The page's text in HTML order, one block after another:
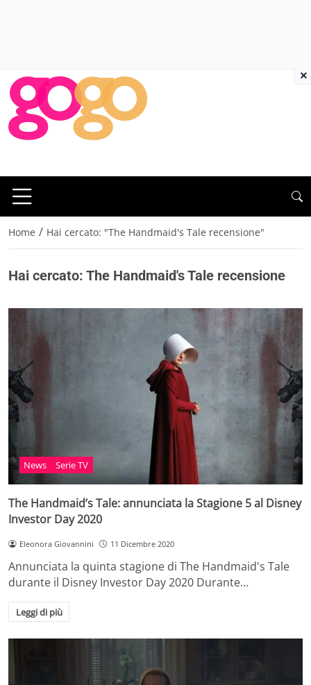
Home / Hai cercato: "The Handmaid's Tale recensione"
Hai cercato: The Handmaid's Tale recensione
News Serie TV
The Handmaid’s Tale: annunciata la Stagione 5 al Disney
Investor Day 2020
Eleonora Giovannini 11 Dicembre 2020
Annunciata la quinta stagione di The Handmaid's Tale
durante il Disney Investor Day 2020 Durante…
Leggi di più
×